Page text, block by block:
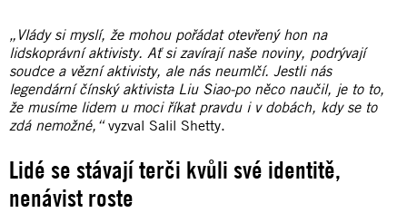
„Vlády si myslí, že mohou pořádat otevřený hon na
lidskoprávní aktivisty. Ať si zavírají naše noviny, podrývají
soudce a vězní aktivisty, ale nás neumlčí. Jestli nás
legendární čínský aktivista Liu Siao-po něco naučil, je to to,
že musíme lidem u moci říkat pravdu i v dobách, kdy se to
zdá nemožné,“vyzval Salil Shetty.
Lidé se stávají terči kvůli své identitě,
nenávist roste